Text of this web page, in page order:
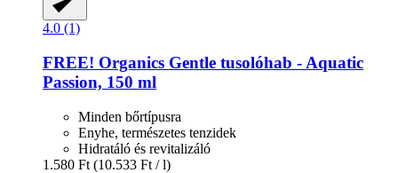
4.0 (1)
FREE! Organics Gentle tusolóhab -​ Aquatic
Passion, 150 ml
Minden bőrtípusra
Enyhe, természetes tenzidek
Hidratáló és revitalizáló
1.580 Ft (10.533 Ft / l)